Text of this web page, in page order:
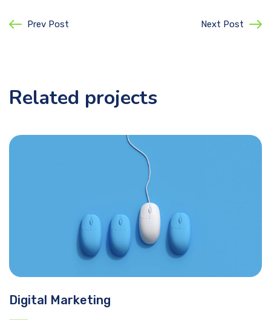
Prev Post Next Post
Related projects
Digital Marketing